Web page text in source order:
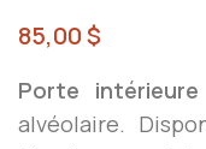
85,00$
Porte
alvéolaire.